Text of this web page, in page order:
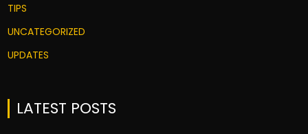
TIPS
UNCATEGORIZED
UPDATES
LATEST POSTS